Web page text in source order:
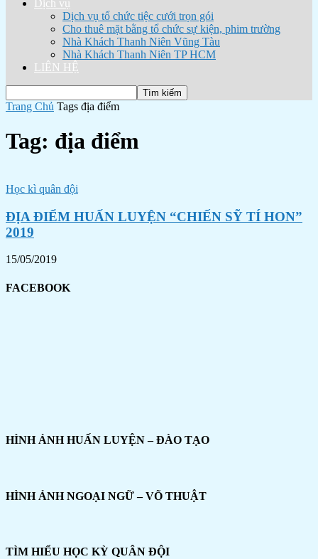
Dịch vụ
Dịch vụ tổ chức tiệc cưới trọn gói
Cho thuê mặt bằng tổ chức sự kiện, phim trường
Nhà Khách Thanh Niên Vũng Tàu
Nhà Khách Thanh Niên TP HCM
LIÊN HỆ
Trang Chủ Tags địa điểm
Tag: địa điểm
Học kì quân đội
ĐỊA ĐIỂM HUẤN LUYỆN “CHIẾN SỸ TÍ HON”
2019
15/05/2019
FACEBOOK
HÌNH ẢNH HUẤN LUYỆN – ĐÀO TẠO
HÌNH ẢNH NGOẠI NGỮ – VÕ THUẬT
TÌM HIỂU HỌC KỲ QUÂN ĐỘI